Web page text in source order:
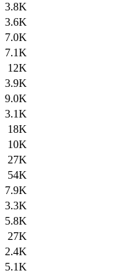
3.8K
3.6K
7.0K
7.1K
12K
3.9K
9.0K
3.1K
18K
10K
27K
54K
7.9K
3.3K
5.8K
27K
2.4K
5.1K